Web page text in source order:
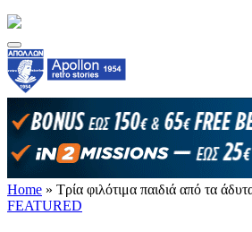
Home » Τρία φιλότιμα παιδιά από τα
FEATURED